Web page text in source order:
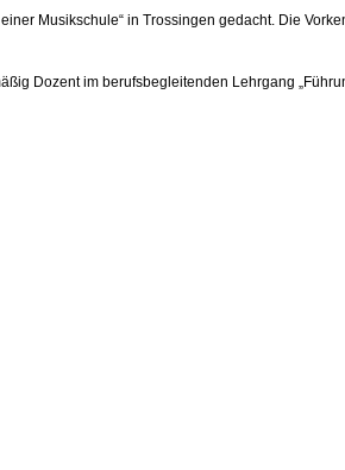
Musikschule“ in Trossingen gedacht. Die
Dozent im berufsbegleitenden Lehrgang